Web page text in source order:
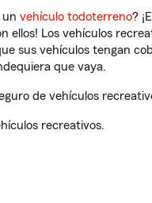
un vehículo todoterreno?
ellos! Los vehículos
sus vehículos tengan
que vaya.
de vehículos
recreativos.